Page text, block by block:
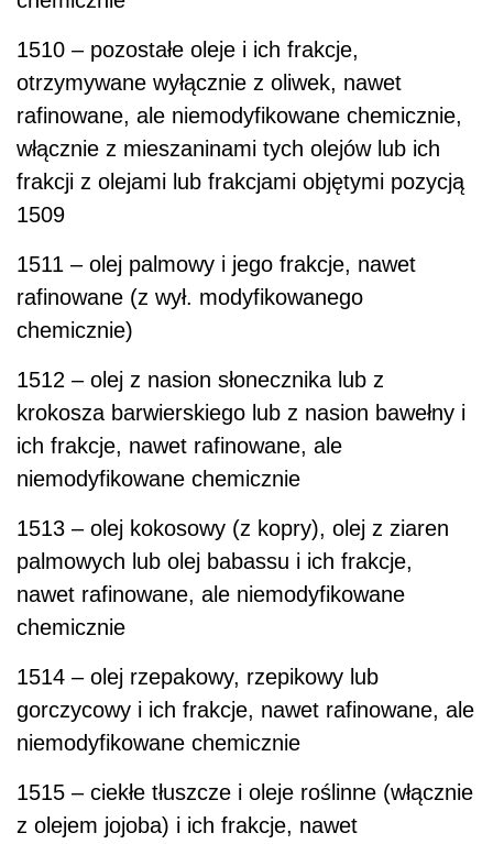
1510 – pozostałe oleje i ich frakcje,
otrzymywane wyłącznie z oliwek, nawet
rafinowane, ale niemodyfikowane chemicznie,
włącznie z mieszaninami tych olejów lub ich
frakcji z olejami lub frakcjami objętymi pozycją
1509
1511 – olej palmowy i jego frakcje, nawet
rafinowane (z wył. modyfikowanego
chemicznie)
1512 – olej z nasion słonecznika lub z
krokosza barwierskiego lub z nasion bawełny i
ich frakcje, nawet rafinowane, ale
niemodyfikowane chemicznie
1513 – olej kokosowy (z kopry), olej z ziaren
palmowych lub olej babassu i ich frakcje,
nawet rafinowane, ale niemodyfikowane
chemicznie
1514 – olej rzepakowy, rzepikowy lub
gorczycowy i ich frakcje, nawet rafinowane, ale
niemodyfikowane chemicznie
1515 – ciekłe tłuszcze i oleje roślinne (włącznie
z olejem jojoba) i ich frakcje, nawet